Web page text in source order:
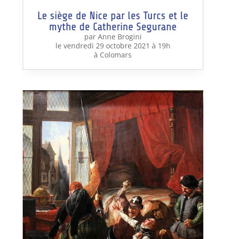
Le siège de Nice par les Turcs et le
mythe de Catherine Segurane
par Anne Brogini
le vendredi 29 octobre 2021 à 19h
à Colomars